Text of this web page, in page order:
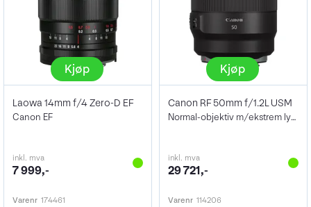
Kjøp
Laowa 14mm f/4 Zero-D EF
Canon EF
inkl. mva
7 999,-
Varenr 174461
Kjøp
Canon RF 50mm f/1.2L USM
Normal-objektiv m/ekstrem lysstyrke. Ø77
inkl. mva
29 721,-
Varenr 114206